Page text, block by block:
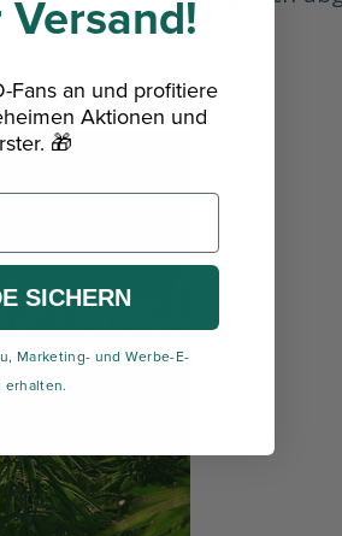
Fans an und profitiere
Aktionen und
🎁
SICHERN
Marketing- und Werbe-E-
erhalten.